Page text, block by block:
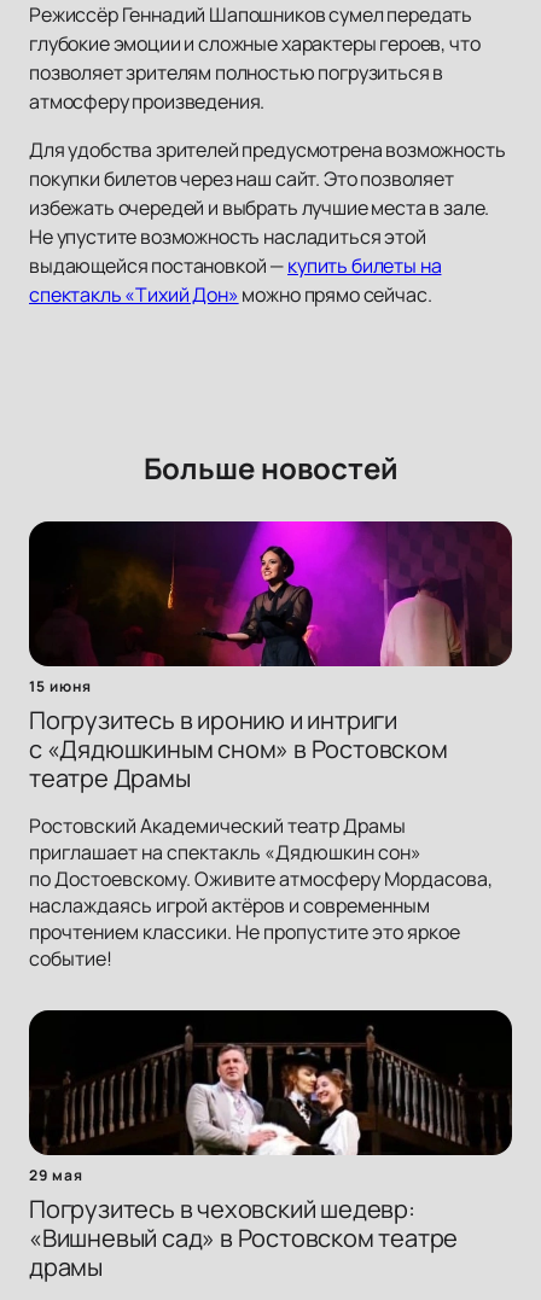
Режиссёр Геннадий Шапошников сумел передать
глубокие эмоции и сложные характеры героев, что
позволяет зрителям полностью погрузиться в
атмосферу произведения.
Для удобства зрителей предусмотрена возможность
покупки билетов через наш сайт. Это позволяет
избежать очередей и выбрать лучшие места в зале.
Не упустите возможность насладиться этой
выдающейся постановкой —купить билеты на
спектакль «Тихий Дон» можно прямо сейчас.
Больше новостей
15 июня
Погрузитесь в иронию и интриги
с «Дядюшкиным сном» в Ростовском
театре Драмы
Ростовский Академический театр Драмы
приглашает на спектакль «Дядюшкин сон»
по Достоевскому. Оживите атмосферу Мордасова,
наслаждаясь игрой актёров и современным
прочтением классики. Не пропустите это яркое
событие!
29 мая
Погрузитесь в чеховский шедевр:
«Вишневый сад» в Ростовском театре
драмы